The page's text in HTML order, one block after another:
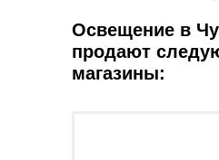
Освещение в
продают
магазины: